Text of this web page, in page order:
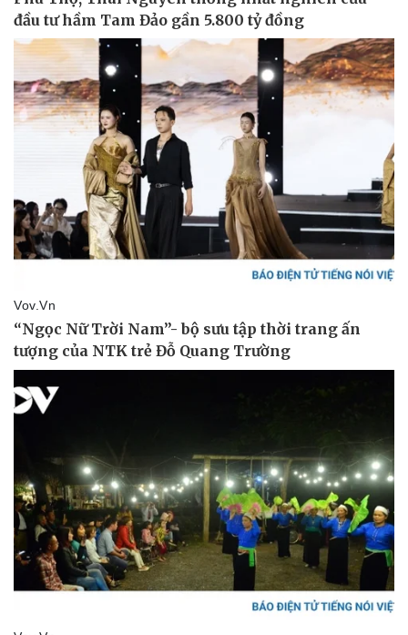
Doanh nhân
Vì cộng đồng
Trải nghiệm
Chuyển đổi số